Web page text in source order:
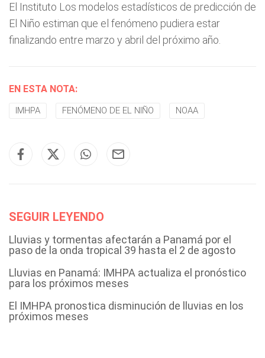
El Instituto Los modelos estadísticos de predicción de
El Niño estiman que el fenómeno pudiera estar
finalizando entre marzo y abril del próximo año.
EN ESTA NOTA:
IMHPA FENÓMENO DE EL NIÑO NOAA
SEGUIR LEYENDO
Lluvias y tormentas afectarán a Panamá por el
paso de la onda tropical 39 hasta el 2 de agosto
Lluvias en Panamá: IMHPA actualiza el pronóstico
para los próximos meses
El IMHPA pronostica disminución de lluvias en los
próximos meses